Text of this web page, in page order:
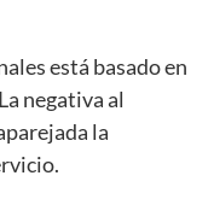
está basado en
negativa al
la